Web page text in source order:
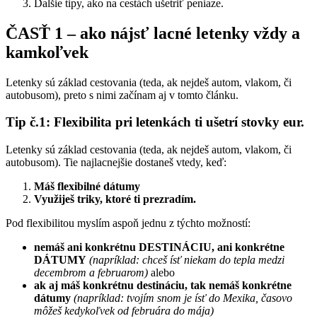
Ďalšie tipy, ako na cestách ušetriť peniaze.
ČASŤ 1 – ako nájsť lacné letenky vždy a
kamkoľvek
Letenky sú základ cestovania (teda, ak nejdeš autom, vlakom, či
autobusom), preto s nimi začínam aj v tomto článku.
Tip č.1: Flexibilita pri letenkách ti ušetrí stovky eur.
Letenky sú základ cestovania (teda, ak nejdeš autom, vlakom, či
autobusom). Tie najlacnejšie dostaneš vtedy, keď:
Máš flexibilné dátumy
Využiješ triky, ktoré ti prezradím.
Pod flexibilitou myslím aspoň jednu z týchto možností:
nemáš ani konkrétnu DESTINÁCIU, ani konkrétne
DÁTUMY (napríklad: chceš ísť niekam do tepla medzi
decembrom a februarom) alebo
ak aj máš konkrétnu destináciu, tak nemáš konkrétne
dátumy (napríklad: tvojím snom je ísť do Mexika, časovo
môžeš kedykoľvek od februára do mája)